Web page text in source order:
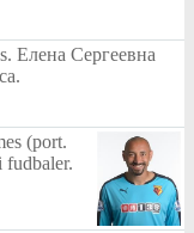
Елена Сергеевна
(port.
fudbaler.